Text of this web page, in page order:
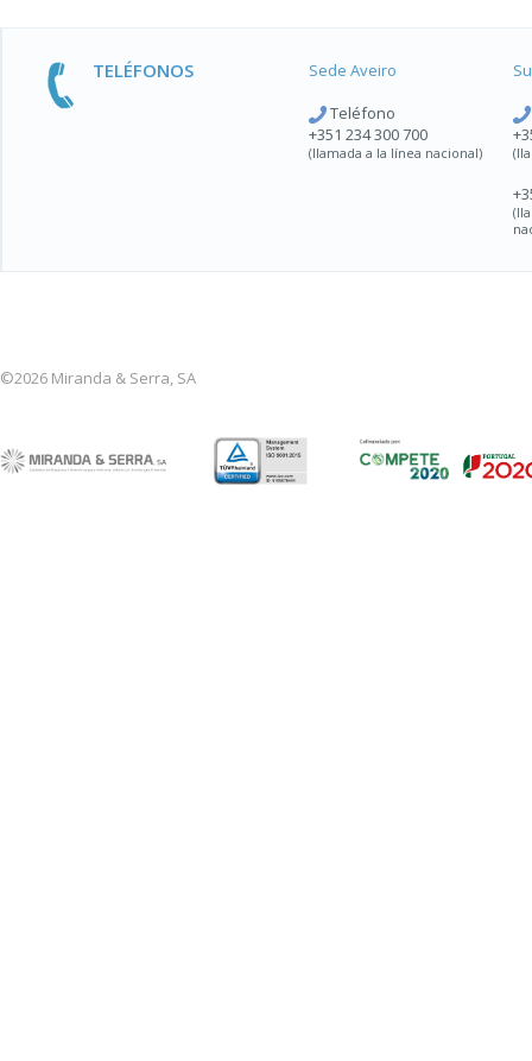
TELÉFONOS
Sede Aveiro
Teléfono
+351 234 300 700
(llamada a la línea nacional)
©2026 Miranda & Serra, SA